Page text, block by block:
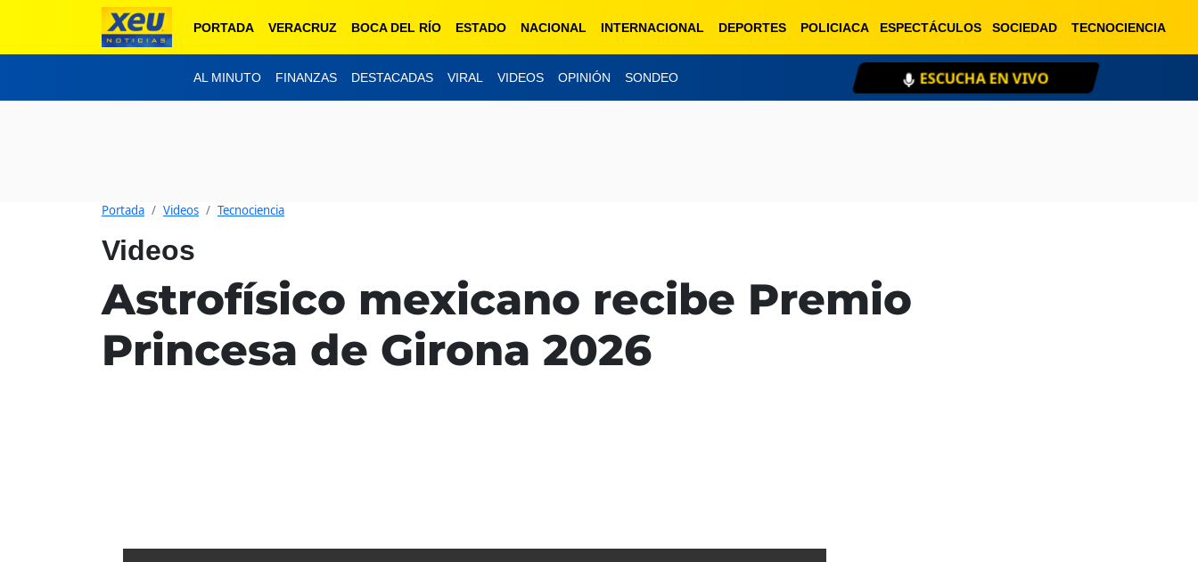
PORTADA VERACRUZ BOCA DEL RÍO ESTADO NACIONAL INTERNACIONAL DEPORTES POLICIACA ESPECTÁCULOS SOCIEDAD TECNOCIENCIA
AL MINUTO FINANZAS DESTACADAS VIRAL VIDEOS OPINIÓN SONDEO ESCUCHA EN VIVO
Portada Videos Tecnociencia
Videos
Astrofísico mexicano recibe Premio
Princesa de Girona 2026